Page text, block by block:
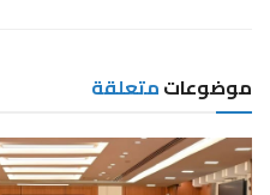
موضوعاتمتعلقة